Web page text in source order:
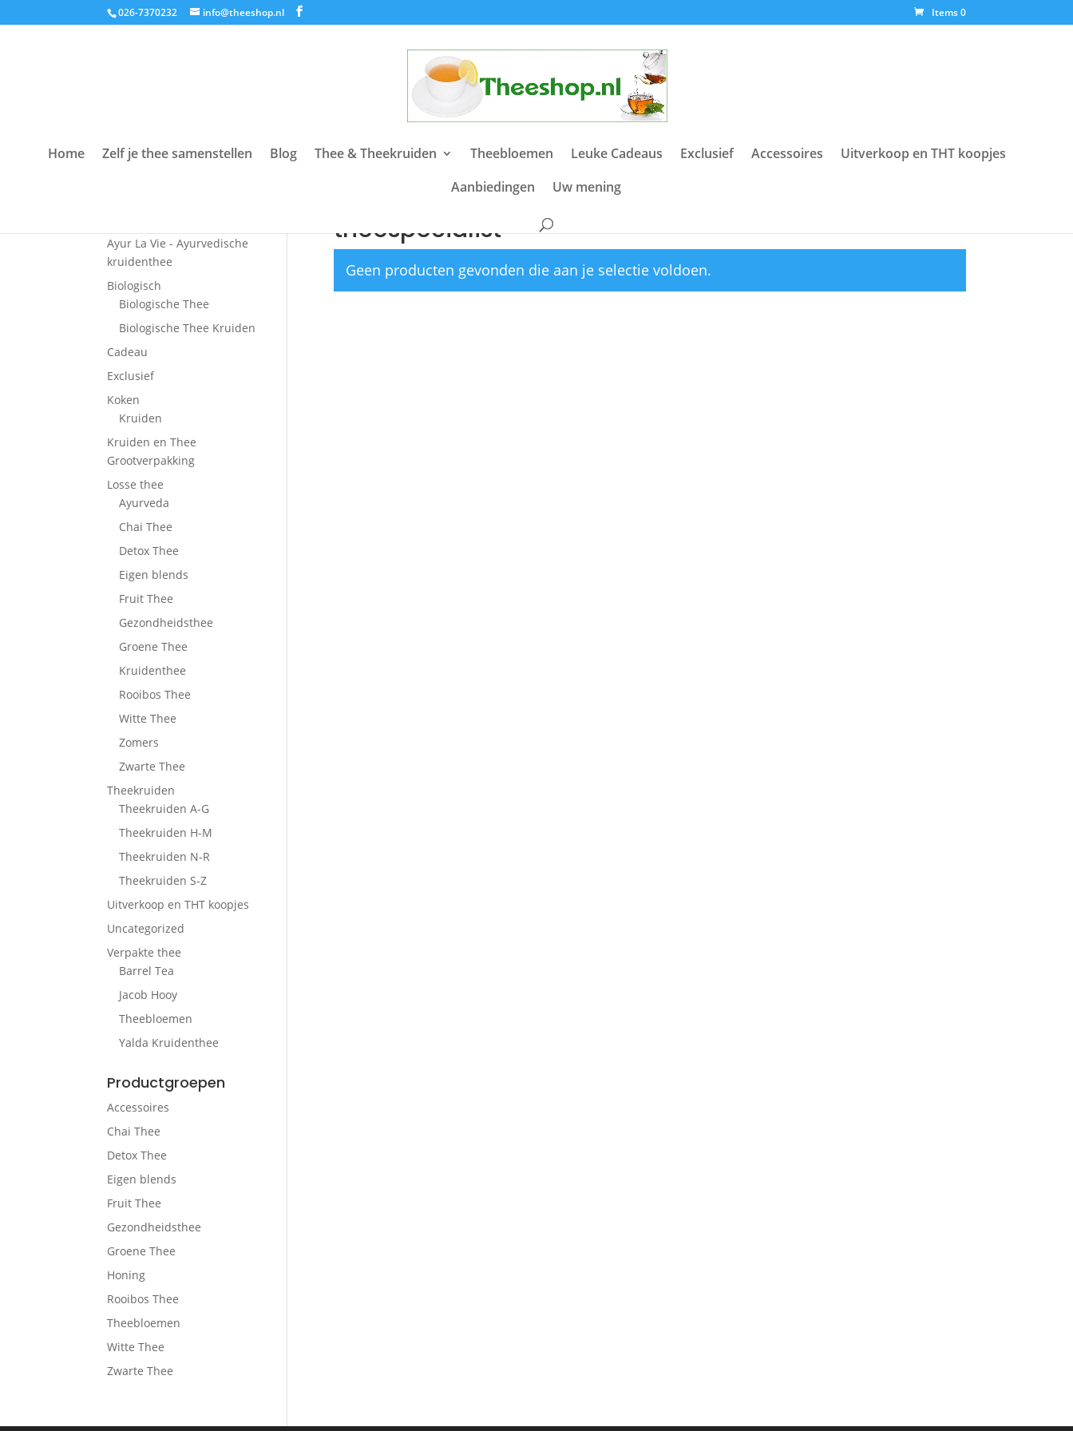
026-7370232 info@theeshop.nl Items 0
Home Zelf je thee samenstellen Blog Thee & Theekruiden Theebloemen Leuke Cadeaus Exclusief Accessoires
Uitverkoop en THT koopjes
Aanbiedingen
Uw mening
/ Producten getagged “theespecialist”
theespecialist
Geen producten gevonden die aan je selectie voldoen.
Ayur La Vie - Ayurvedische
kruidenthee
Biologisch
Biologische Thee
Biologische Thee Kruiden
Cadeau
Exclusief
Koken
Kruiden
Kruiden en Thee
Grootverpakking
Losse thee
Ayurveda
Chai Thee
Detox Thee
Eigen blends
Fruit Thee
Gezondheidsthee
Groene Thee
Kruidenthee
Rooibos Thee
Witte Thee
Zomers
Zwarte Thee
Theekruiden
Theekruiden A-G
Theekruiden H-M
Theekruiden N-R
Theekruiden S-Z
Uitverkoop en THT koopjes
Uncategorized
Verpakte thee
Barrel Tea
Jacob Hooy
Theebloemen
Yalda Kruidenthee
Productgroepen
Accessoires
Chai Thee
Detox Thee
Eigen blends
Fruit Thee
Gezondheidsthee
Groene Thee
Honing
Rooibos Thee
Theebloemen
Witte Thee
Zwarte Thee